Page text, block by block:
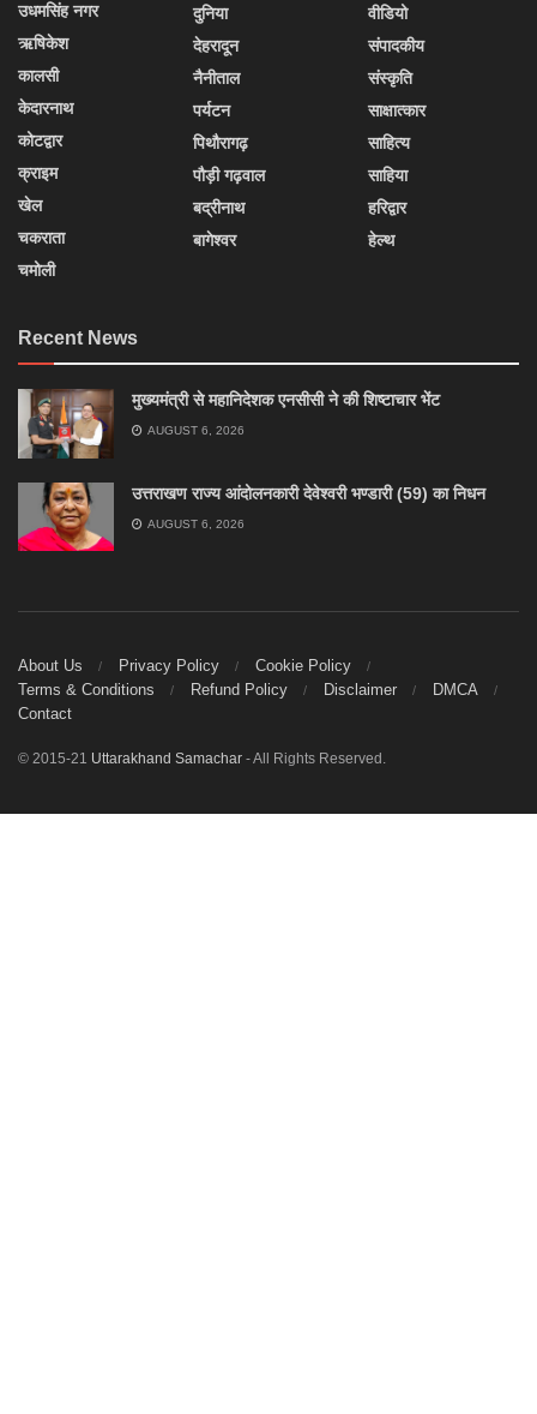
उधमसिंह नगर
ऋषिकेश
कालसी
केदारनाथ
कोटद्वार
क्राइम
खेल
चकराता
चमोली
दुनिया
देहरादून
नैनीताल
पर्यटन
पिथौरागढ़
पौड़ी गढ़वाल
बद्रीनाथ
बागेश्वर
वीडियो
संपादकीय
संस्कृति
साक्षात्कार
साहित्य
साहिया
हरिद्वार
हेल्थ
Recent News
मुख्यमंत्री से महानिदेशक एनसीसी ने की शिष्टाचार भेंट
AUGUST 6, 2026
उत्तराखण राज्य आंदोलनकारी देवेश्वरी भण्डारी (59) का निधन
AUGUST 6, 2026
About Us Privacy Policy
Cookie Policy
Terms & Conditions
Refund Policy Disclaimer
DMCA
Contact
© 2015-21 Uttarakhand Samachar - All Rights Reserved.